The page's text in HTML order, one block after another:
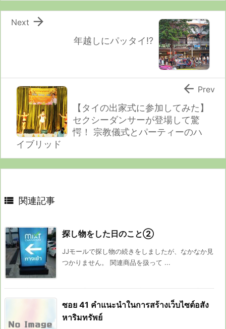
年越しにパッタイ!?

Next
【タイの出家式に参加してみた】
セクシーダンサーが登場して驚
愕！ 宗教儀式とパーティーのハ
イブリッド
 Prev
 関連記事
探し物をした日のこと②
JJモールで探し物の続きをしましたが、なかなか見
つかりません。 関連商品を扱って ...
ซอย 41 คําแนะนําในการสร้างเว็บไซต์อสัง
หาริมทรัพย์